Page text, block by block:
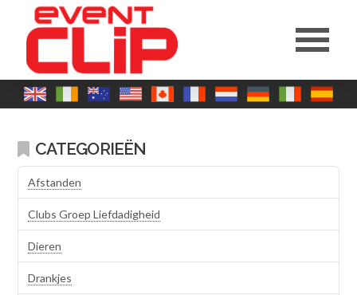
CATEGORIEËN
Afstanden
Clubs Groep Liefdadigheid
Dieren
Drankjes